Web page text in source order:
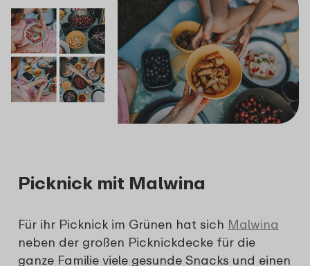
Picknick mit Malwina
Für ihr Picknick im Grünen hat sich Malwina
neben der großen Picknickdecke für die
ganze Familie viele gesunde Snacks und einen